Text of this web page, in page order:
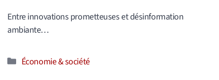
Entre innovations prometteuses et désinformation
ambiante…
Catégories
Économie & société